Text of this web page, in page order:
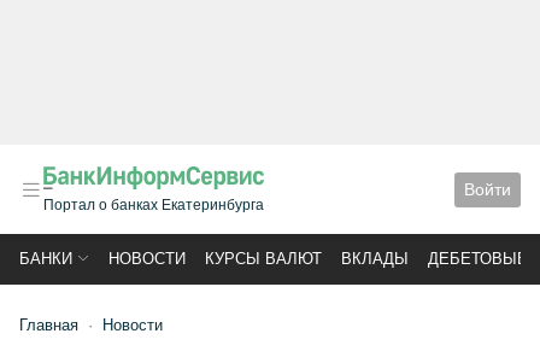
Портал о банках Екатеринбурга
Войти
БАНКИ НОВОСТИ КУРСЫ ВАЛЮТ ВКЛАДЫ ДЕБЕТОВЫЕ
Главная Новости